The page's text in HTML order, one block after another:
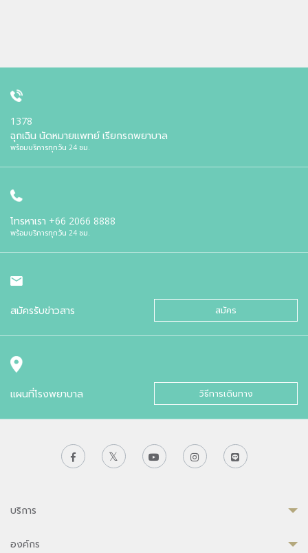
1378
ฉุกเฉิน นัดหมายแพทย์ เรียกรถพยาบาล
พร้อมบริการทุกวัน 24 ชม.
โทรหาเรา +66 2066 8888
พร้อมบริการทุกวัน 24 ชม.
สมัครรับข่าวสาร สมัคร
แผนที่โรงพยาบาล วิธีการเดินทาง
บริการ
องค์กร